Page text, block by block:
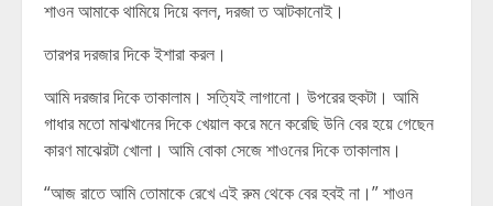
শাওন আমাকে থামিয়ে দিয়ে বলল, দরজা ত আটকানোই।
তারপর দরজার দিকে ইশারা করল।
আমি দরজার দিকে তাকালাম। সত্যিই লাগানো। উপরের হুকটা। আমি
গাধার মতো মাঝখানের দিকে খেয়াল করে মনে করেছি উনি বের হয়ে গেছেন
কারণ মাঝেরটা খোলা। আমি বোকা সেজে শাওনের দিকে তাকালাম।
“আজ রাতে আমি তোমাকে রেখে এই রুম থেকে বের হবই না।” শাওন